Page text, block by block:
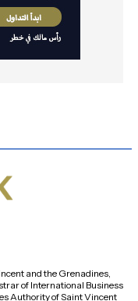
and the Grenadines,
of International Business
Authority of Saint Vincent